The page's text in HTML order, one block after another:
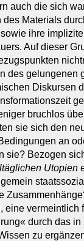
auch die sich
des Materials
ihre
Auf dieser
des gelungenen
Diskursen
bruchlos
sie sich den
an
sie? Bezogen
Utopien
eine vermeintlich
durch das
zu